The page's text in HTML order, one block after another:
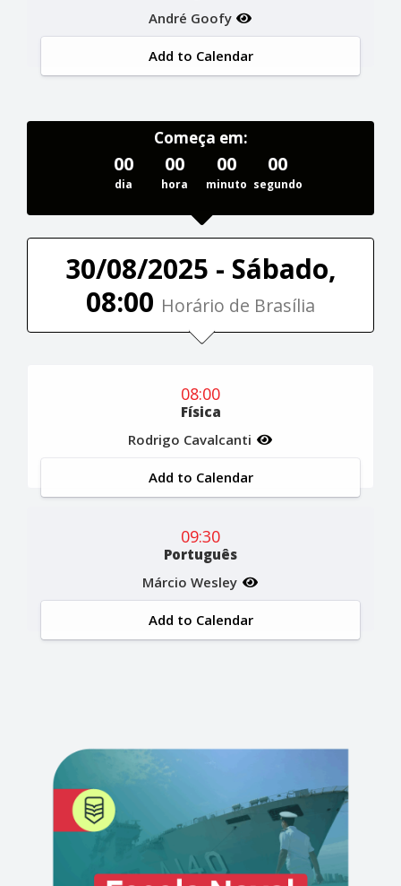
André Goofy
Add to Calendar
Começa em:
00
dia
00
hora
00
minuto
00
segundo
30/08/2025 - Sábado,
08:00 Horário de Brasília
08:00
Física
Rodrigo Cavalcanti
Add to Calendar
09:30
Português
Márcio Wesley
Add to Calendar